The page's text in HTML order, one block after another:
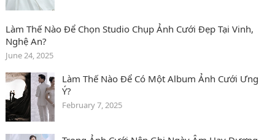
Làm Thế Nào Để Chọn Studio Chụp Ảnh Cưới Đẹp Tại Vinh,
Nghệ An?
June 24, 2025
Làm Thế Nào Để Có Một Album Ảnh Cưới Ưng
Ý?
February 7, 2025